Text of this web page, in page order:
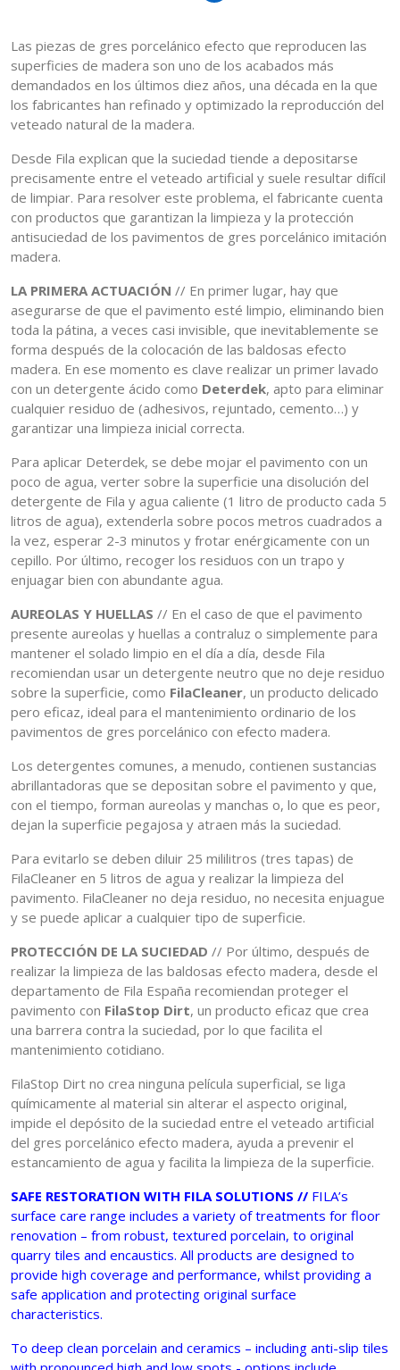
Las piezas de gres porcelánico efecto que reproducen las
superficies de madera son uno de los acabados más
demandados en los últimos diez años, una década en la que
los fabricantes han refinado y optimizado la reproducción del
veteado natural de la madera.
Desde Fila explican que la suciedad tiende a depositarse
precisamente entre el veteado artificial y suele resultar difícil
de limpiar. Para resolver este problema, el fabricante cuenta
con productos que garantizan la limpieza y la protección
antisuciedad de los pavimentos de gres porcelánico imitación
madera.
LA PRIMERA ACTUACIÓN // En primer lugar, hay que
asegurarse de que el pavimento esté limpio, eliminando bien
toda la pátina, a veces casi invisible, que inevitablemente se
forma después de la colocación de las baldosas efecto
madera. En ese momento es clave realizar un primer lavado
con un detergente ácido como Deterdek, apto para eliminar
cualquier residuo de (adhesivos, rejuntado, cemento…) y
garantizar una limpieza inicial correcta.
Para aplicar Deterdek, se debe mojar el pavimento con un
poco de agua, verter sobre la superficie una disolución del
detergente de Fila y agua caliente (1 litro de producto cada 5
litros de agua), extenderla sobre pocos metros cuadrados a
la vez, esperar 2-3 minutos y frotar enérgicamente con un
cepillo. Por último, recoger los residuos con un trapo y
enjuagar bien con abundante agua.
AUREOLAS Y HUELLAS // En el caso de que el pavimento
presente aureolas y huellas a contraluz o simplemente para
mantener el solado limpio en el día a día, desde Fila
recomiendan usar un detergente neutro que no deje residuo
sobre la superficie, como FilaCleaner, un producto delicado
pero eficaz, ideal para el mantenimiento ordinario de los
pavimentos de gres porcelánico con efecto madera.
Los detergentes comunes, a menudo, contienen sustancias
abrillantadoras que se depositan sobre el pavimento y que,
con el tiempo, forman aureolas y manchas o, lo que es peor,
dejan la superficie pegajosa y atraen más la suciedad.
Para evitarlo se deben diluir 25 mililitros (tres tapas) de
FilaCleaner en 5 litros de agua y realizar la limpieza del
pavimento. FilaCleaner no deja residuo, no necesita enjuague
y se puede aplicar a cualquier tipo de superficie.
PROTECCIÓN DE LA SUCIEDAD // Por último, después de
realizar la limpieza de las baldosas efecto madera, desde el
departamento de Fila España recomiendan proteger el
pavimento con FilaStop Dirt, un producto eficaz que crea
una barrera contra la suciedad, por lo que facilita el
mantenimiento cotidiano.
FilaStop Dirt no crea ninguna película superficial, se liga
químicamente al material sin alterar el aspecto original,
impide el depósito de la suciedad entre el veteado artificial
del gres porcelánico efecto madera, ayuda a prevenir el
estancamiento de agua y facilita la limpieza de la superficie.
SAFE RESTORATION WITH FILA SOLUTIONS // FILA’s
surface care range includes a variety of treatments for floor
renovation – from robust, textured porcelain, to original
quarry tiles and encaustics. All products are designed to
provide high coverage and performance, whilst providing a
safe application and protecting original surface
characteristics.
To deep clean porcelain and ceramics – including anti-slip tiles